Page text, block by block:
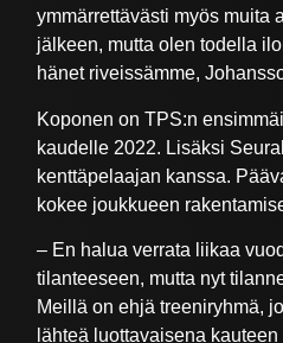
ymmärrettävästi myös muita
jälkeen, mutta olen todella
hänet riveissämme,
Koponen on TPS:n
kaudelle 2022. Lisäksi
kenttäpelaajan kanssa.
kokee joukkueen
– En halua verrata liikaa
tilanteeseen, mutta nyt
Meillä on ehjä treeniryhmä,
lähteä luottavaisena